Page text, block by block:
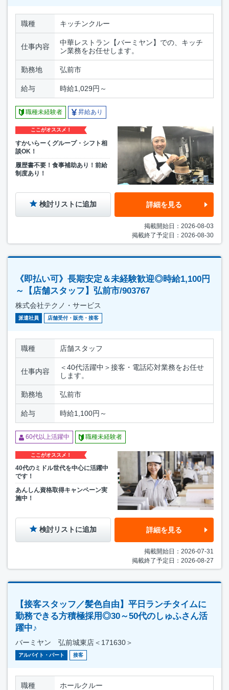
職種 キッチンクルー
仕事内容
中華レストラン【バーミヤン】での、キッチ
ン業務をお任せします。
勤務地 弘前市
給与 時給1,029円～
職種未経験者 昇給あり
ここがオススメ！
すかいらーくグループ・シフト相
談OK！
履歴書不要！食事補助あり！前給
制度あり！
検討リストに追加 詳細を見る
掲載開始日：2026-08-03
掲載終了予定日：2026-08-30
《即払い可》長期安定＆未経験歓迎◎時給1,100円
～【店舗スタッフ】弘前市/903767
株式会社テクノ・サービス
派遣社員 店舗受付・販売・接客
職種 店舗スタッフ
仕事内容
＜40代活躍中＞接客・電話応対業務をお任せ
します。
勤務地 弘前市
給与 時給1,100円～
60代以上活躍中 職種未経験者
ここがオススメ！
40代のミドル世代を中心に活躍中
です！
あんしん資格取得キャンペーン実
施中！
検討リストに追加 詳細を見る
掲載開始日：2026-07-31
掲載終了予定日：2026-08-27
【接客スタッフ／髪色自由】平日ランチタイムに
勤務できる方積極採用◎30～50代のしゅふさん活
躍中♪
バーミヤン 弘前城東店＜171630＞
アルバイト・パート 接客
職種 ホールクルー